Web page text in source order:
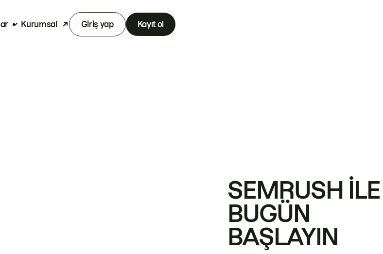
Kurumsal Giriş yap Kayıt ol
SEMRUSH ILE
BUGÜN
BAŞLAYIN